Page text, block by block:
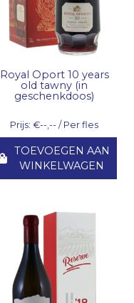
Royal Oport 10 years
old tawny (in
geschenkdoos)
Prijs: €--,-- / Per fles
TOEVOEGEN AAN
WINKELWAGEN